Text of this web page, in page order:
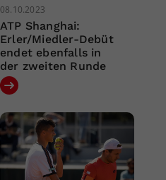
08.10.2023
ATP Shanghai:
Erler/Miedler-Debüt
endet ebenfalls in
der zweiten Runde